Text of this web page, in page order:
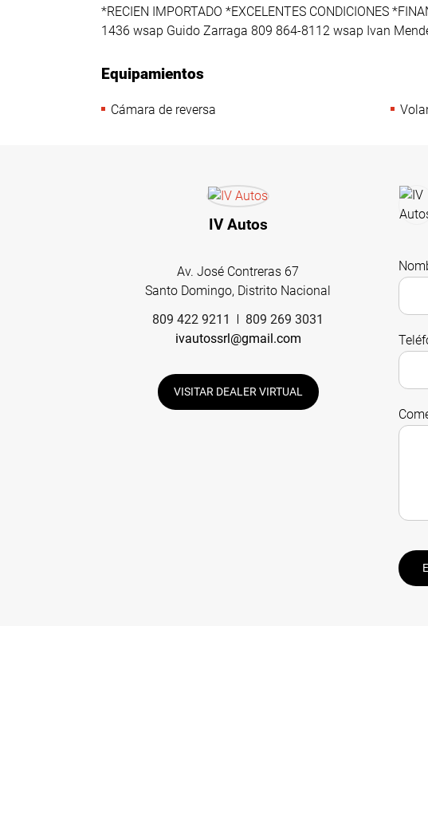
*RECIEN IMPORTADO *EXCELENTES CONDICIONES
1436 wsap Guido Zarraga 809 864-8112 wsap Ivan
Equipamientos
Cámara de reversa
IV Autos
Av. José Contreras 67
Santo Domingo, Distrito Nacional
809 422 9211
809 269 3031
ivautossrl@gmail.com
VISITAR DEALER VIRTUAL